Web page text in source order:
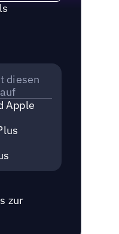
diesen
Apple
zur